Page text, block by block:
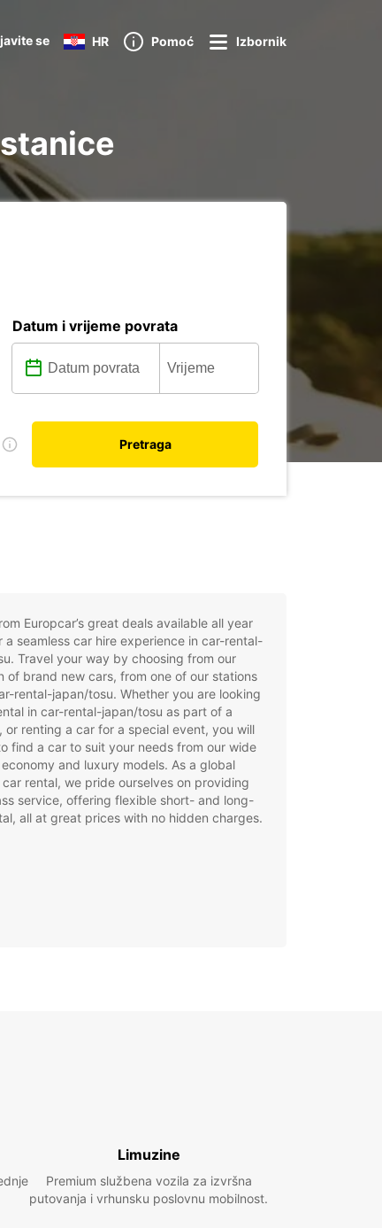
se HR Pomoć Izbornik
Datum i vrijeme povrata
Pretraga
Europcar’s great deals available all year
a seamless car hire experience in car-rental-
Travel your way by choosing from our
of brand new cars, from one of our stations
rental-japan/tosu. Whether you are looking
in car-rental-japan/tosu as part of a
or renting a car for a special event, you will
find a car to suit your needs from our wide
and luxury models. As a global
car rental, we pride ourselves on providing
service, offering flexible short- and long-
all at great prices with no hidden charges.
Limuzine
Premium službena vozila za izvršna
putovanja i vrhunsku poslovnu mobilnost.